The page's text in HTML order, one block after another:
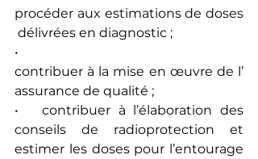
procéder aux estimations de doses
délivrées en diagnostic ;
•
contribuer à la mise en œuvre de l’
assurance de qualité ;
•   contribuer à l’élaboration des
conseils de radioprotection et
estimer les doses pour l’entourage